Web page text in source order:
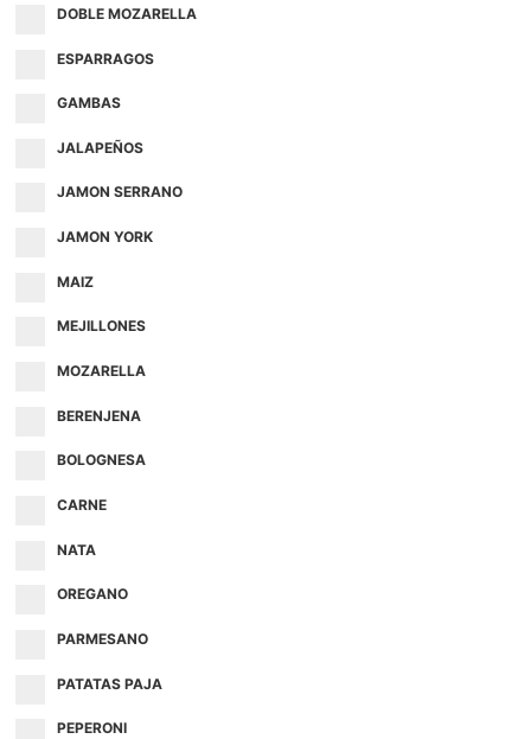
DOBLE MOZARELLA
ESPARRAGOS
GAMBAS
JALAPEÑOS
JAMON SERRANO
JAMON YORK
MAIZ
MEJILLONES
MOZARELLA
BERENJENA
BOLOGNESA
CARNE
NATA
OREGANO
PARMESANO
PATATAS PAJA
PEPERONI